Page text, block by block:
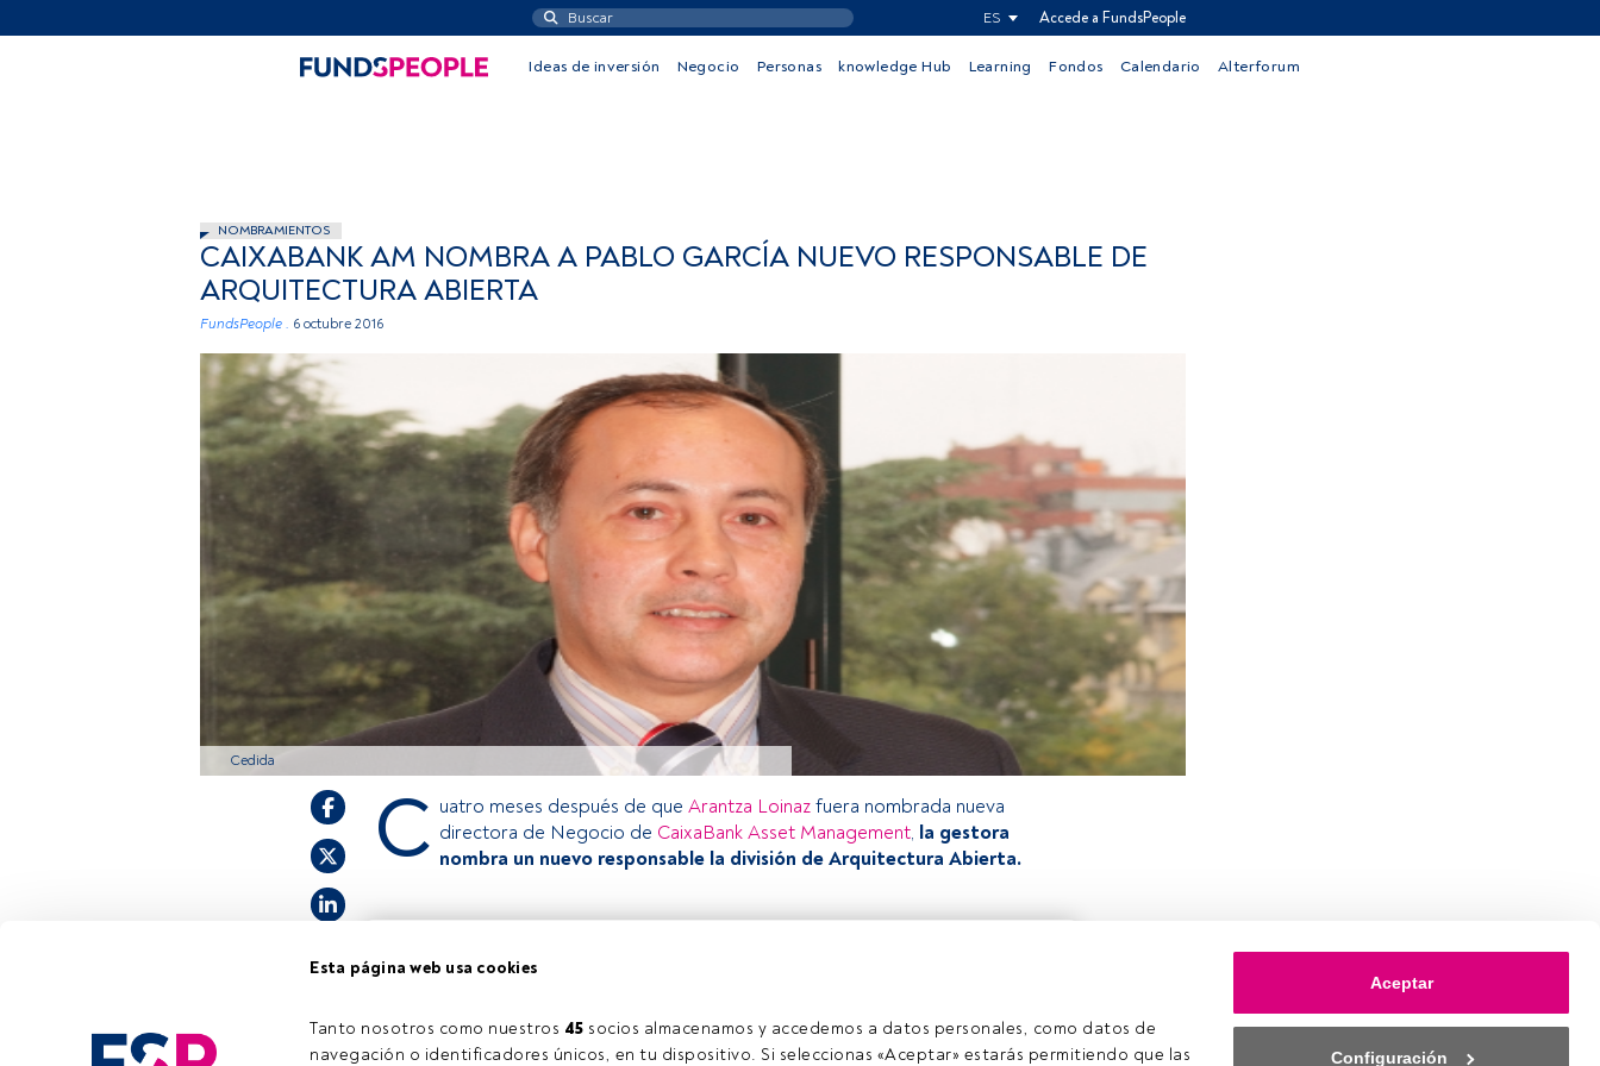
Esta página web usa cookies
Tanto nosotros como nuestros 45 socios almacenamos y accedemos a datos personales, como datos de
navegación o identificadores únicos, en tu dispositivo. Si seleccionas «Aceptar» estarás permitiendo que las
Aceptar
Configuración
ES Accede a FundsPeople
Ideas de inversión Negocio Personas knowledge Hub Learning Fondos Calendario Alterforum
NOMBRAMIENTOS
CAIXABANK AM NOMBRA A PABLO GARCÍA NUEVO RESPONSABLE DE
ARQUITECTURA ABIERTA
FundsPeople . 6 octubre 2016
Cedida
C uatro meses después de que Arantza Loinaz fuera nombrada nueva
directora de Negocio de CaixaBank Asset Management, la gestora
nombra un nuevo responsable la división de Arquitectura Abierta.
estás registrado, accede desde el botón Login. Si aún no tienes cuenta, te
Accede a FundsPeople